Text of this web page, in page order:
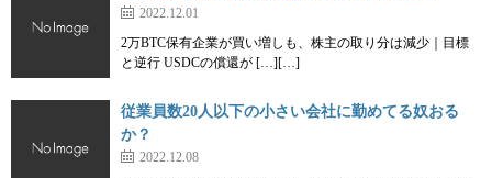
2022.12.01
2万BTC保有企業が買い増しも、株主の取り分は減少｜目標
と逆行 USDCの償還が […][…]
従業員数20人以下の小さい会社に勤めてる奴おる
か？
2022.12.08